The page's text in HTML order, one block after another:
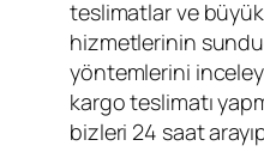
teslimatlar ve
hizmetlerinin
yöntemlerini
kargo teslimatı
bizleri 24 saat